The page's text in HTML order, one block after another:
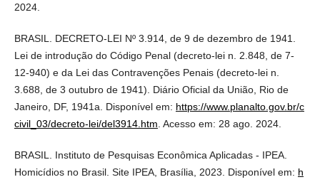
2024.
BRASIL. DECRETO-LEI Nº 3.914, de 9 de dezembro de 1941.
Lei de introdução do Código Penal (decreto-lei n. 2.848, de 7-
12-940) e da Lei das Contravenções Penais (decreto-lei n.
3.688, de 3 outubro de 1941). Diário Oficial da União, Rio de
Janeiro, DF, 1941a. Disponível em: https://www.planalto.gov.br/c
civil_03/decreto-lei/del3914.htm . Acesso em: 28 ago. 2024.
BRASIL. Instituto de Pesquisas Econômica Aplicadas - IPEA.
Homicídios no Brasil. Site IPEA, Brasília, 2023. Disponível em: h